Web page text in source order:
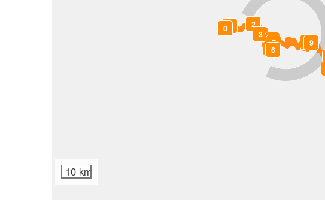
0 1
2
3
4
5
6
7 89
10 km